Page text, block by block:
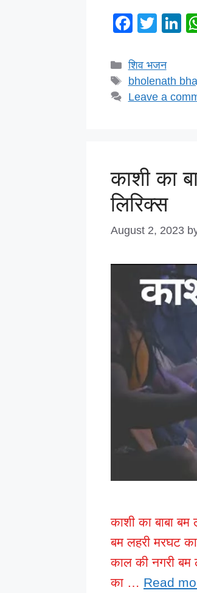
F
c
e
b
T
tt
er
Li
e
dI
Categories
शिव भजन
Tags
bholenath
Leave a
काशी का
लिरिक्स
August 2, 2023
काशी का बाबा बम
बम लहरी मरघट का
काल की नगरी बम
का … Read